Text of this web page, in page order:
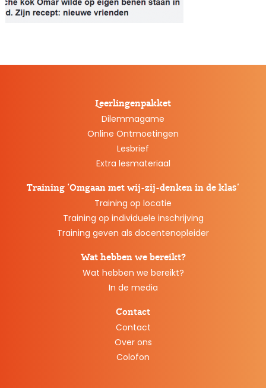
Leerlingenpakket
Dilemmagame
Online Ontmoetingen
Lesbrief
Extra lesmateriaal
Training ‘Omgaan met wij-zij-denken in de klas’
Training op locatie
Training op individuele inschrijving
Training geven als docentenopleider
Wat hebben we bereikt?
Wat hebben we bereikt?
In de media
Contact
Contact
Over ons
Colofon